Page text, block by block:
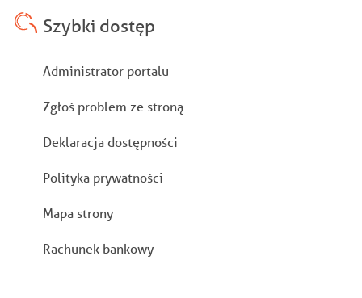
Szybki dostęp
Stopka
Administrator portalu
Zgłoś problem ze stroną
Deklaracja dostępności
Polityka prywatności
Mapa strony
Rachunek bankowy